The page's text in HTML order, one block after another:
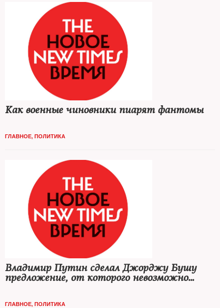
Как военные чиновники пиарят фантомы
ГЛАВНОЕ, ПОЛИТИКА
Владимир Путин сделал Джорджу Бушу
предложение, от которого невозможно
ГЛАВНОЕ, ПОЛИТИКА